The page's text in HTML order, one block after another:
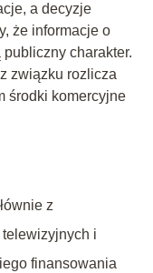
a decyzje
że informacje o
charakter.
związku rozlicza
środki komercyjne
z
i
finansowania